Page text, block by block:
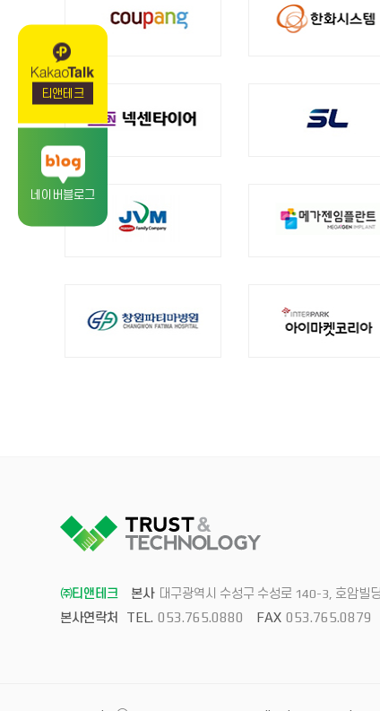
티앤테크
네이버블로그
㈜티앤테크 본사 대구광역시 수성구 수성로 140-3, 호암빌
본사연락처
TEL. 053.765.0880 FAX 053.765.0879